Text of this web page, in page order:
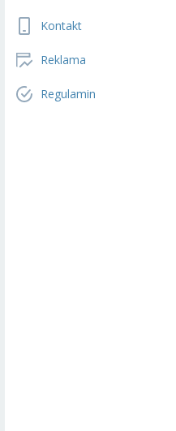
Kontakt
Reklama
Regulamin